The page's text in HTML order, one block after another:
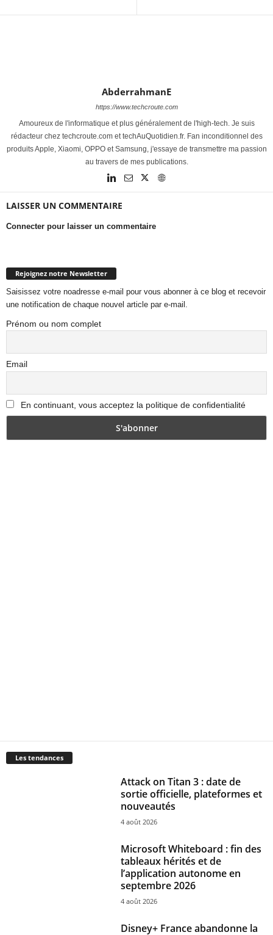
AbderrahmanE
https://www.techcroute.com
Amoureux de l'informatique et plus généralement de l'high-tech. Je suis
rédacteur chez techcroute.com et techAuQuotidien.fr. Fan inconditionnel des
produits Apple, Xiaomi, OPPO et Samsung, j'essaye de transmettre ma passion
au travers de mes publications.
LAISSER UN COMMENTAIRE
Connecter pour laisser un commentaire
Rejoignez notre Newsletter
Saisissez votre noadresse e-mail pour vous abonner à ce blog et recevoir
une notification de chaque nouvel article par e-mail.
Prénom ou nom complet
Email
En continuant, vous acceptez la politique de confidentialité
Les tendances
Attack on Titan 3 : date de
sortie officielle, plateformes et
nouveautés
4 août 2026
Microsoft Whiteboard : fin des
tableaux hérités et de
l’application autonome en
septembre 2026
4 août 2026
Disney+ France abandonne la